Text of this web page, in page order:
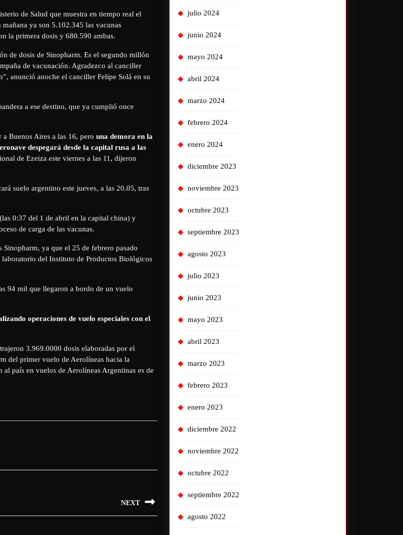
de Salud que muestra en tiempo real el
ya son 5.102.345 las vacunas
la primera dosis y 680.590 ambas.
de dosis de Sinopharm. Es el segundo millón
de vacunación. Agradezco al canciller
anunció anoche el canciller Felipe Solá en su
a ese destino, que ya cumplió once
Buenos Aires a las 16, pero una demora en la
despegará desde la capital rusa a las
de Ezeiza este viernes a las 11, dijeron
suelo argentino este jueves, a las 20.05, tras
0:37 del 1 de abril en la capital china) y
de carga de las vacunas.
Sinopharm, ya que el 25 de febrero pasado
del Instituto de Productos Biológicos
94 mil que llegaron a bordo de un vuelo
operaciones de vuelo especiales con el
3.969.0000 dosis elaboradas por el
del primer vuelo de Aerolíneas hacia la
país en vuelos de Aerolíneas Argentinas es de
NEXT
julio 2024
junio 2024
mayo 2024
abril 2024
marzo 2024
febrero 2024
enero 2024
diciembre 2023
noviembre 2023
octubre 2023
septiembre 2023
agosto 2023
julio 2023
junio 2023
mayo 2023
abril 2023
marzo 2023
febrero 2023
enero 2023
diciembre 2022
noviembre 2022
octubre 2022
septiembre 2022
agosto 2022